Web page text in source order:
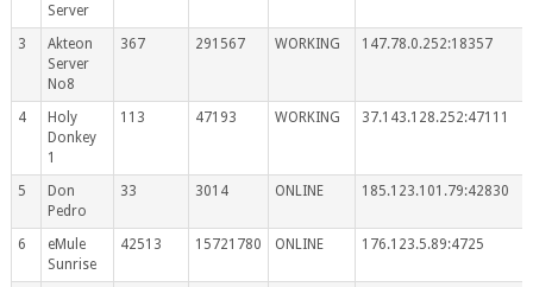
Server
3
Akteon
Server
No8
367 291567 WORKING 147.78.0.252:18357
4
Holy
Donkey
1
113 47193 WORKING 37.143.128.252:47111
5
Don
Pedro
33 3014 ONLINE 185.123.101.79:42830
6
eMule
Sunrise
42513 15721780 ONLINE 176.123.5.89:4725